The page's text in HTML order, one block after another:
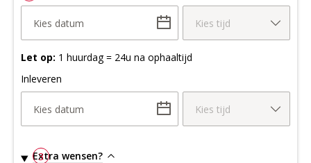
Kies datum Kies tijd
Let op: 1 huurdag = 24u na ophaaltijd
Inleveren
Kies datum Kies tijd
3
Extra wensen?